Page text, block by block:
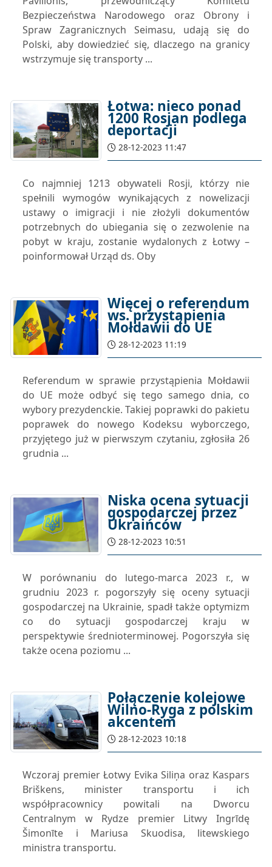
Bezpieczeństwa Narodowego oraz Obrony i
Spraw Zagranicznych Seimasu, udają się do
Polski, aby dowiedzieć się, dlaczego na granicy
wstrzymuje się transporty ...
Łotwa: nieco ponad
1200 Rosjan podlega
deportacji
28-12-2023 11:47
Co najmniej 1213 obywateli Rosji, którzy nie
spełnili wymogów wynikających z nowelizacji
ustawy o imigracji i nie złożyli dokumentów
potrzebnych do ubiegania się o zezwolenie na
pobyt w kraju, zostanie wydalonych z Łotwy –
poinformował Urząd ds. Oby
Więcej o referendum
ws. przystąpienia
Mołdawii do UE
28-12-2023 11:19
Referendum w sprawie przystąpienia Mołdawii
do UE może odbyć się tego samego dnia, co
wybory prezydenckie. Takiej poprawki do pakietu
poprawek do nowego Kodeksu wyborczego,
przyjętego już w pierwszym czytaniu, zgłosiła 26
grudnia ...
Niska ocena sytuacji
gospodarczej przez
Ukraińców
28-12-2023 10:51
W porównaniu do lutego-marca 2023 r., w
grudniu 2023 r. pogorszyły się oceny sytuacji
gospodarczej na Ukrainie, spadł także optymizm
co do sytuacji gospodarczej kraju w
perspektywie średnioterminowej. Pogorszyła się
także ocena poziomu ...
Połączenie kolejowe
Wilno-Ryga z polskim
akcentem
28-12-2023 10:18
Wczoraj premier Łotwy Evika Siliņa oraz Kaspars
Briškens, minister transportu i ich
współpracownicy powitali na Dworcu
Centralnym w Rydze premier Litwy Ingrīdę
Šimonīte i Mariusa Skuodisa, litewskiego
ministra transportu.